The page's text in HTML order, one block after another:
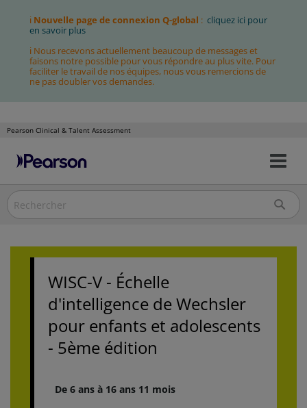
ℹ Nouvelle page de connexion Q-global : cliquez ici pour
en savoir plus
ℹ Nous recevons actuellement beaucoup de messages et
faisons notre possible pour vous répondre au plus vite. Pour
faciliter le travail de nos équipes, nous vous remercions de
ne pas doubler vos demandes.
Pearson Clinical & Talent Assessment
Allez
contenu
WISC-V - Échelle
d'intelligence de Wechsler
pour enfants et adolescents
- 5ème édition
De 6 ans à 16 ans 11 mois